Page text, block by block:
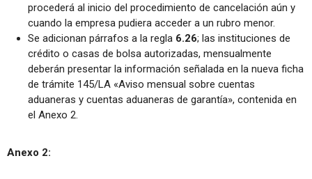
procederá al inicio del procedimiento de cancelación aún y
cuando la empresa pudiera acceder a un rubro menor.
Se adicionan párrafos a la regla 6.26; las instituciones de
crédito o casas de bolsa autorizadas, mensualmente
deberán presentar la información señalada en la nueva ficha
de trámite 145/LA «Aviso mensual sobre cuentas
aduaneras y cuentas aduaneras de garantía», contenida en
el Anexo 2.
Anexo 2: